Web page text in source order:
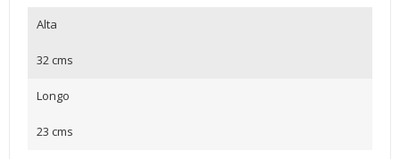
Alta
32 cms
Longo
23 cms